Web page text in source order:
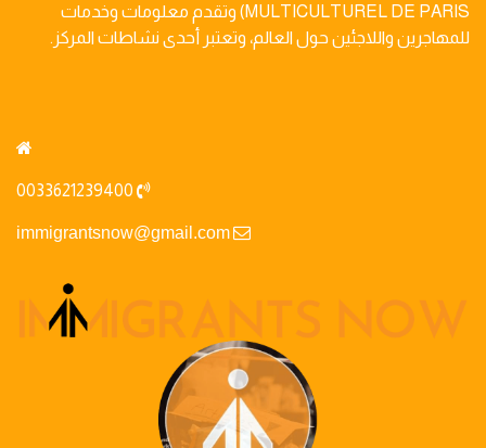
MULTICULTUREL DE PARIS) وتقدم معلومات وخدمات
للمهاجرين واللاجئين حول العالم، وتعتبر أحدى نشاطات المركز.
immigrantsnow@gmail.com